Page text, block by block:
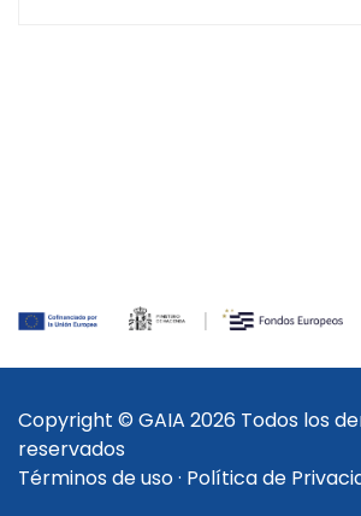
Copyright © GAIA 2026 Todos los
reservados
Términos de uso· Política de